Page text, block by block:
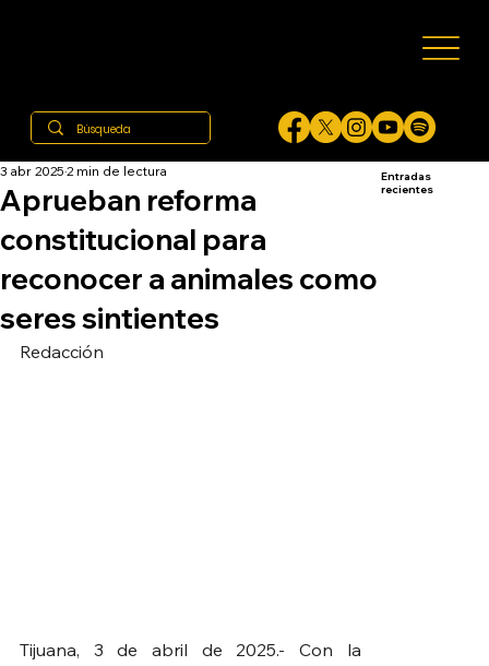
Aprueban reforma
constitucional para
reconocer a animales como
seres sintientes
3 abr 2025 2 min de lectura
Redacción
Tijuana, 3 de abril de 2025.- Con la
Entradas
recientes